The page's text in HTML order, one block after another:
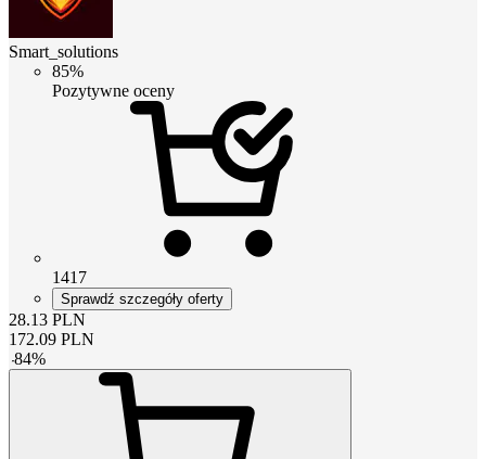
Smart_solutions
85%
Pozytywne oceny
1417
Sprawdź szczegóły oferty
28.13 PLN
172.09 PLN
-84%